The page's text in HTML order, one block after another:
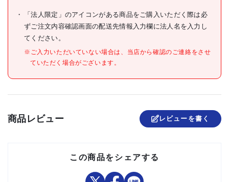
●寸法(mm)B:30
●寸法(mm)C:14
材質/仕上 ●スチール
「法人限定」のアイコンがある商品をご購入いただく際は必
ずご注文内容確認画面の配送先情報入力欄に法人名を入力し
てください。
※ご入力いただいていない場合は、当店から確認のご連絡をさせ
ていただく場合がございます。
商品レビュー レビューを書く
この商品をシェアする